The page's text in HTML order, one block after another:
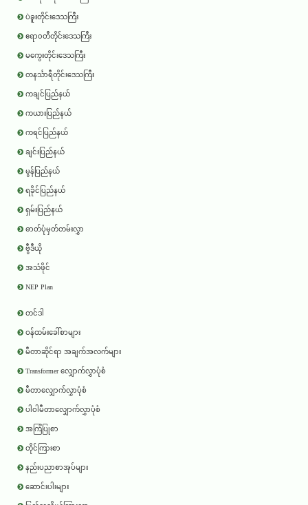
ပဲခူးတိုင်းဒေသကြီး
ဧရာ၀တီတိုင်းဒေသကြီး
မကွေးတိုင်းဒေသကြီး
တနင်္သာရီတိုင်းဒေသကြီး
ကချင်ပြည်နယ်
ကယားပြည်နယ်
ကရင်ပြည်နယ်
ချင်းပြည်နယ်
မွန်ပြည်နယ်
ရခိုင်ပြည်နယ်
ရှမ်းပြည်နယ်
ဓာတ်ပုံမှတ်တမ်းလွှာ
ဗွီဒီယို
အသံဖိုင်
NEP Plan
တင်ဒါ
ဝန်ထမ်းခေါ်စာများ
မီတာဆိုင်ရာ အချက်အလက်များ
Transformer လျှောက်လွှာပုံစံ
မီတာလျှောက်လွှာပုံစံ
ပါဝါမီတာလျှောက်လွှာပုံစံ
အကြံပြုစာ
တိုင်ကြားစာ
နည်းပညာစာအုပ်များ
ဆောင်းပါးများ